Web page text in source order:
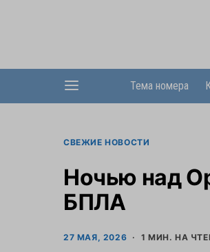
Тема номера
СВЕЖИЕ НОВОСТИ
Ночью над
БПЛА
27 МАЯ, 2026 1 МИН. НА